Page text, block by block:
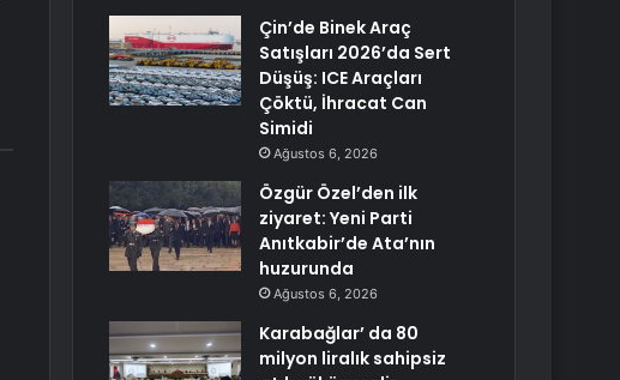
Çin’de Binek Araç
Satışları 2026’da Sert
Düşüş: ICE Araçları
Çöktü, İhracat Can
Simidi
Ağustos 6, 2026
Özgür Özel’den ilk
ziyaret: Yeni Parti
Anıtkabir’de Ata’nın
huzurunda
Ağustos 6, 2026
Karabağlar’ da 80
milyon liralık sahipsiz